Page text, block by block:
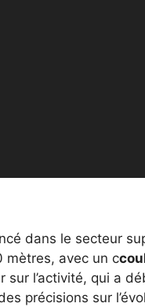
dans le secteur
mètres, avec un c
sur l’activité, qui a
précisions sur